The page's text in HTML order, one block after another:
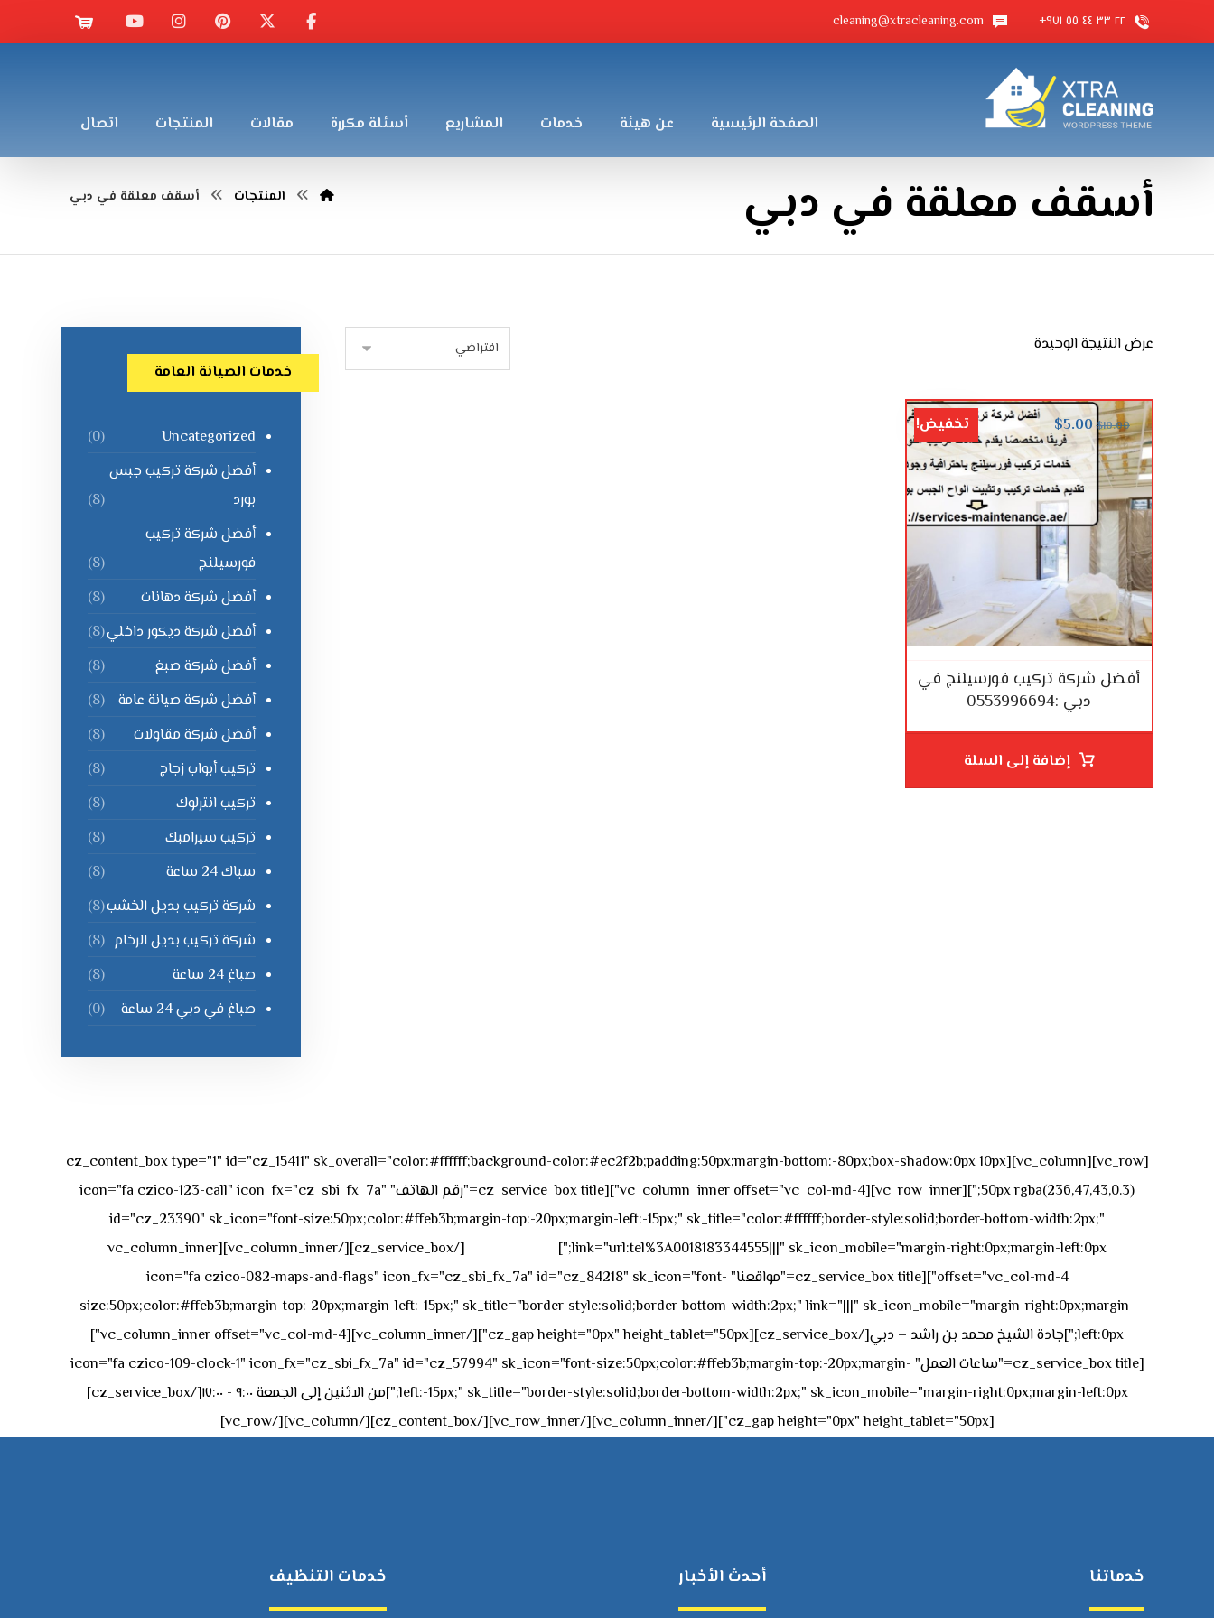
٢٢ ٣٣ ٤٤ ٥٥ ٩٧١+ cleaning@xtracleaning.com
الصفحة الرئيسية عن هيئة خدمات المشاريع أسئلة مكررة مقالات المنتجات اتصال
أسقف معلقة في دبي المنتجات أسقف معلقة في دبي
عرض النتيجة الوحيدة
أفضل شركة تركيب فورسيلنج في
دبي :0553996694
$10.00
$5.00 تخفيض!
إضافة إلى السلة
خدمات الصيانة العامة
Uncategorized
(0)
أفضل شركة تركيب جبس
بورد
(8)
أفضل شركة تركيب
فورسيلنج
(8)
أفضل شركة دهانات
(8)
أفضل شركة ديكور داخلي(8)
أفضل شركة صبغ
(8)
أفضل شركة صيانة عامة
(8)
أفضل شركة مقاولات
(8)
تركيب أبواب زجاج
(8)
تركيب انترلوك
(8)
تركيب سيرامبك
(8)
سباك 24 ساعة
(8)
شركة تركيب بديل الخشب(8)
شركة تركيب بديل الرخام (8)
صباغ 24 ساعة
(8)
صباغ في دبي 24 ساعة
(0)
[vc_row][vc_column][cz_content_box type="1" id="cz_15411" sk_overall="color:#ffffff;background-color:#ec2f2b;padding:50px;margin-bottom:-80px;box-shadow:0px 10px
50px rgba(236,47,43,0.3);"][vc_row_inner][vc_column_inner offset="vc_col-md-4"][cz_service_box title="رقم الهاتف" icon="fa czico-123-call" icon_fx="cz_sbi_fx_7a"
id="cz_23390" sk_icon="font-size:50px;color:#ffeb3b;margin-top:-20px;margin-left:-15px;" sk_title="color:#ffffff;border-style:solid;border-bottom-width:2px;"
link="url:tel%3A0018183344555|||" sk_icon_mobile="margin-right:0px;margin-left:0px;"]
[/cz_service_box][/vc_column_inner][vc_column_inner
offset="vc_col-md-4"][cz_service_box title="مواقعنا" icon="fa czico-082-maps-and-flags" icon_fx="cz_sbi_fx_7a" id="cz_84218" sk_icon="font-
size:50px;color:#ffeb3b;margin-top:-20px;margin-left:-15px;" sk_title="border-style:solid;border-bottom-width:2px;" link="|||" sk_icon_mobile="margin-right:0px;margin-
left:0px;"]جادة الشيخ محمد بن راشد – دبي[/cz_service_box][cz_gap height="0px" height_tablet="50px"][/vc_column_inner][vc_column_inner offset="vc_col-md-4"]
[cz_service_box title="ساعات العمل" icon="fa czico-109-clock-1" icon_fx="cz_sbi_fx_7a" id="cz_57994" sk_icon="font-size:50px;color:#ffeb3b;margin-top:-20px;margin-
left:-15px;" sk_title="border-style:solid;border-bottom-width:2px;" sk_icon_mobile="margin-right:0px;margin-left:0px;"]من الاثنين إلى الجمعة ٩:٠٠ - ١٧:٠٠[/cz_service_box]
[cz_gap height="0px" height_tablet="50px"][/vc_column_inner][/vc_row_inner][/cz_content_box][/vc_column][/vc_row]
خدماتنا أحدث الأخبار خدمات التنظيف